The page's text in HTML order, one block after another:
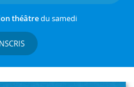
théâtredu samedi